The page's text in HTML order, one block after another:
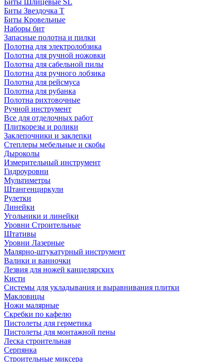
Биты Шлицевые SL
Биты Звездочка T
Биты Кровельные
Наборы бит
Запасные полотна и пилки
Полотна для электролобзика
Полотна для ручной ножовки
Полотна для сабельной пилы
Полотна для ручного лобзика
Полотна для рейсмуса
Полотна для рубанка
Полотна рихтовочные
Ручной инструмент
Все для отделочных работ
Плиткорезы и ролики
Заклепочники и заклепки
Степлеры мебельные и скобы
Дыроколы
Измерительный инструмент
Гидроуровни
Мультиметры
Штангенциркули
Рулетки
Линейки
Угольники и линейки
Уровни Строительные
Штативы
Уровни Лазерные
Малярно-штукатурный инструмент
Валики и ванночки
Лезвия для ножей канцелярских
Кисти
Системы для укладывания и выравнивания плитки
Макловицы
Ножи малярные
Скребки по кафелю
Пистолеты для герметика
Пистолеты для монтажной пены
Леска строительная
Серпянка
Строительные миксера